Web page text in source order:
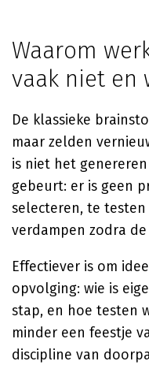
Waarom
vaak niet en
De klassieke
maar zelden
is niet het
gebeurt: er is geen
selecteren, te
verdampen zodra
Effectiever is om
opvolging: wie is
stap, en hoe testen
minder een feestje
discipline van